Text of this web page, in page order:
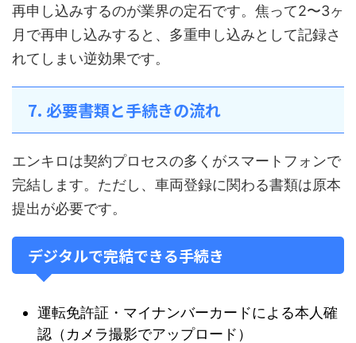
再申し込みするのが業界の定石です。焦って2〜3ヶ
月で再申し込みすると、多重申し込みとして記録さ
れてしまい逆効果です。
7. 必要書類と手続きの流れ
エンキロは契約プロセスの多くがスマートフォンで
完結します。ただし、車両登録に関わる書類は原本
提出が必要です。
デジタルで完結できる手続き
運転免許証・マイナンバーカードによる本人確
認（カメラ撮影でアップロード）